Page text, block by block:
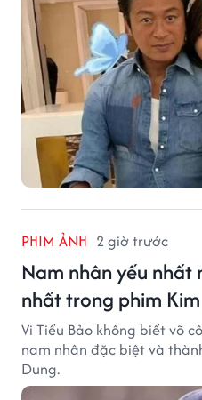
PHIM ẢNH 2 giờ trước
Nam nhân yếu
nhất trong phim
Vi Tiểu Bảo không biết võ
nam nhân đặc biệt và
Dung.